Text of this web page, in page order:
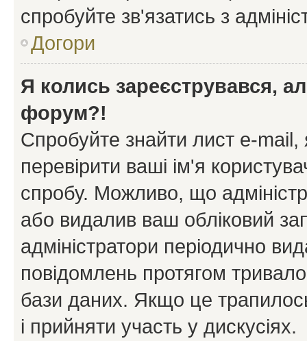
спробуйте зв'язатись з
Догори
Я колись зареєструвався,
форум?!
Спробуйте знайти лист e-mail,
перевірити ваші ім'я
спробу. Можливо, що
або видалив ваш обліковий
адміністратори періодично
повідомлень протягом
бази даних. Якщо це
і прийняти участь у дискусіях.